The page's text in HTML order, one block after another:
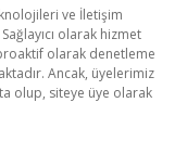
ve İletişim
olarak hizmet
olarak denetleme
Ancak, üyelerimiz
olup, siteye üye olarak